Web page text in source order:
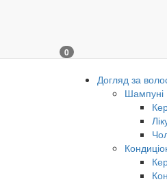
0
Догляд за
Шампуні